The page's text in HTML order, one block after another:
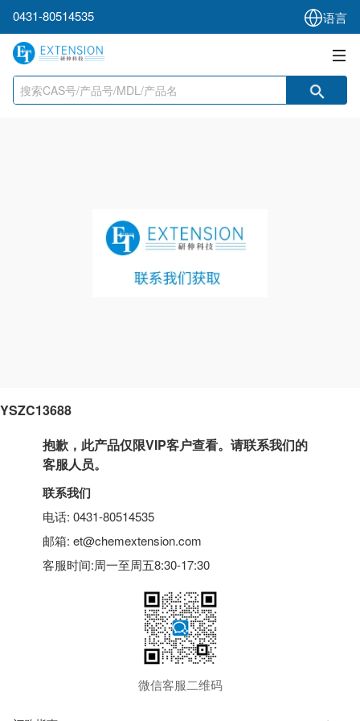
0431-80514535 语言
YSZC13688
抱歉，此产品仅限VIP客户查看。请联系我们的
客服人员。
联系我们
电话: 0431-80514535
邮箱: et@chemextension.com
客服时间:周一至周五8:30-17:30
微信客服二维码